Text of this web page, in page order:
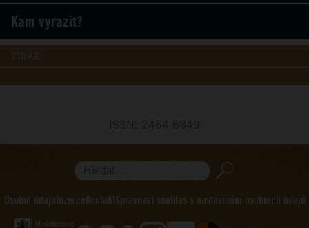
Kam vyrazit?
TIRÁŽ
Hledat...
Osobní údajeInzerceKontaktSpravovat souhlas s nastavením osobních údajů